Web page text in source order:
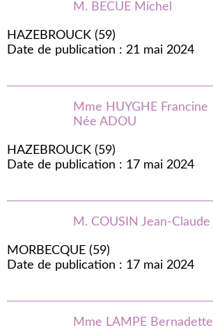
M. BECUE Michel
HAZEBROUCK (59)
Date de publication : 21 mai 2024
Mme HUYGHE Francine
Née ADOU
HAZEBROUCK (59)
Date de publication : 17 mai 2024
M. COUSIN Jean-Claude
MORBECQUE (59)
Date de publication : 17 mai 2024
Mme LAMPE Bernadette